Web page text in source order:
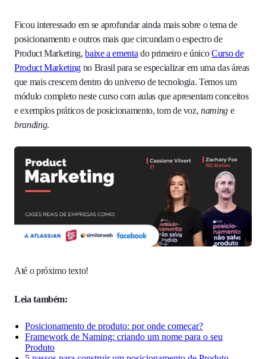
Ficou interessado em se aprofundar ainda mais sobre o tema de
posicionamento e outros mais que circundam o espectro de
Product Marketing,baixe a ementa do primeiro e únicoCurso de
Product Marketing no Brasil para se especializar em uma das áreas
que mais crescem dentro do universo de tecnologia. Temos um
módulo completo neste curso com aulas que apresentam conceitos
e exemplos práticos de posicionamento, tom de voz,naming e
branding.
Até o próximo texto!
Leia também:
Posicionamento de produto: por onde começar?
Framework de Naming: criando um nome para o seu
Produto